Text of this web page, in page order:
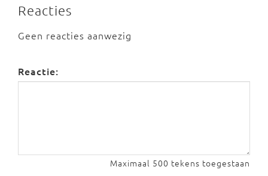
Reacties
Geen reacties aanwezig
Reactie:
Maximaal 500 tekens toegestaan